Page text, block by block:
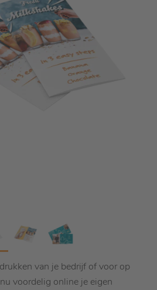
van je bedrijf of voor op
voordelig online je eigen